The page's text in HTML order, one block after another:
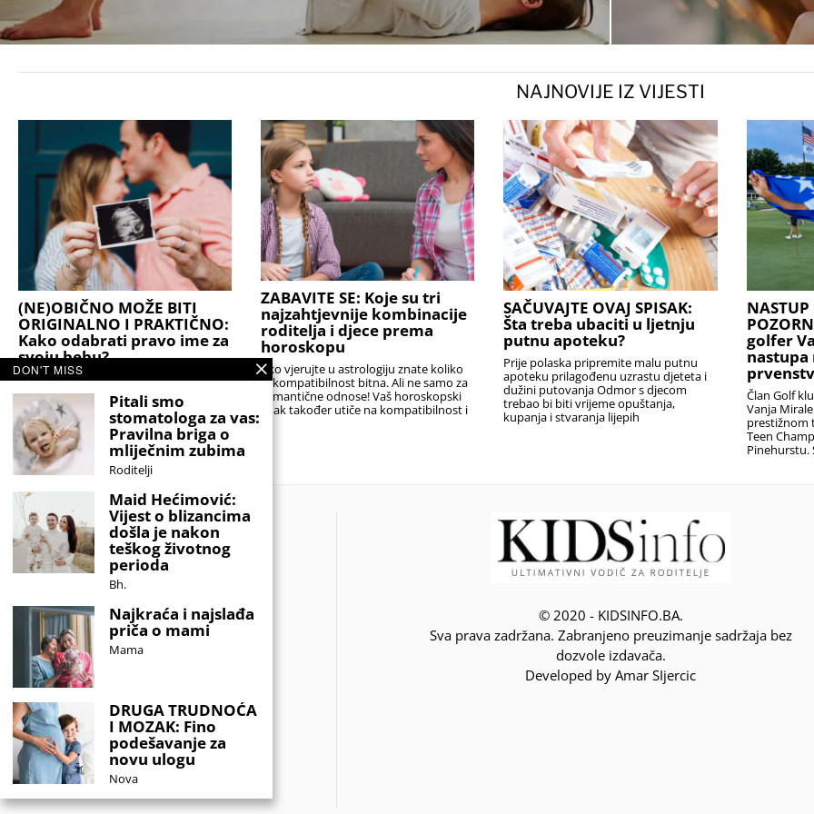
NAJNOVIJE IZ VIJESTI
(NE)OBIČNO MOŽE BITI
ORIGINALNO I PRAKTIČNO:
Kako odabrati pravo ime za
svoju bebu?
Stručnjaci podsjećaju da je najbolji izbor
onaj koji će djetetu biti prednost, a ne
teret. Idealno ime nije nužno ono koje
nitko drugi nema,
ZABAVITE SE: Koje su tri
najzahtjevnije kombinacije
roditelja i djece prema
horoskopu
Ako vjerujte u astrologiju znate koliko
je kompatibilnost bitna. Ali ne samo za
romantične odnose! Vaš horoskopski
znak također utiče na kompatibilnost i
SAČUVAJTE OVAJ SPISAK:
Šta treba ubaciti u ljetnju
putnu apoteku?
Prije polaska pripremite malu putnu
apoteku prilagođenu uzrastu djeteta i
dužini putovanja Odmor s djecom
trebao bi biti vrijeme opuštanja,
kupanja i stvaranja lijepih
NASTUP
golfer
nastupa
Član Golf
Vanja
prestižnom
Teen
Pinehurstu.
© 2020 - KIDSINFO.BA.
Sva prava zadržana. Zabranjeno preuzimanje sadržaja bez
dozvole izdavača.
Developed by Amar SIjercic
DON'T MISS
Pitali smo
stomatologa za vas:
Pravilna briga o
mliječnim zubima
Roditelji
Maid Hećimović:
Vijest o blizancima
došla je nakon
teškog životnog
perioda
Bh.
Najkraća i najslađa
priča o mami
Mama
DRUGA TRUDNOĆA
I MOZAK: Fino
podešavanje za
novu ulogu
Nova